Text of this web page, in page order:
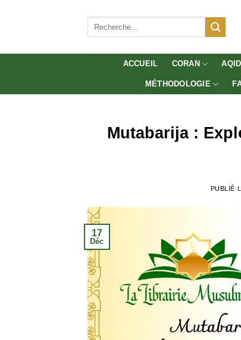
ACCUEIL CORAN
MÉTHODOLOGIE
Mutabarija :
PUBLIÉ
17
Déc